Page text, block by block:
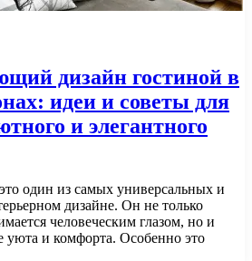
дизайн гостиной в
идеи и советы для
и элегантного
один из самых универсальных и
дизайне. Он не только
человеческим глазом, но и
уюта и комфорта. Особенно это